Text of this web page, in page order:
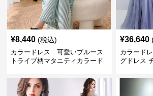
¥8,440 (税込)
カラードレス 可愛いブルース
トライプ柄マタニティカラード
レス
¥36,640
カラード
グドレス
ー パーテ